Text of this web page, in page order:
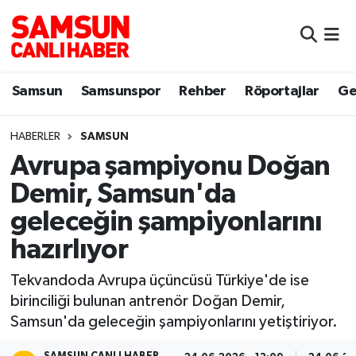
Samsun Samsunspor Rehber Röportajlar
HABERLER SAMSUN
Avrupa şampiyonu Doğan
Demir, Samsun'da
geleceğin şampiyonlarını
hazırlıyor
Tekvandoda Avrupa üçüncüsü Türkiye'de ise
birinciliği bulunan antrenör Doğan Demir,
Samsun'da geleceğin şampiyonlarını yetiştiriyor.
Samsun
Sokak Röportajları
Genel
Dünya
Eğitim
Sağlık
Samsun Nöbetçi Eczaneler
Samsun Hava Durumu
Samsun Namaz Vakitleri
Samsun Trafik Yoğunluk Haritası
Süper Lig Puan Durumu ve Fikstür
Tüm Manşetler
Son Dakika Haberleri